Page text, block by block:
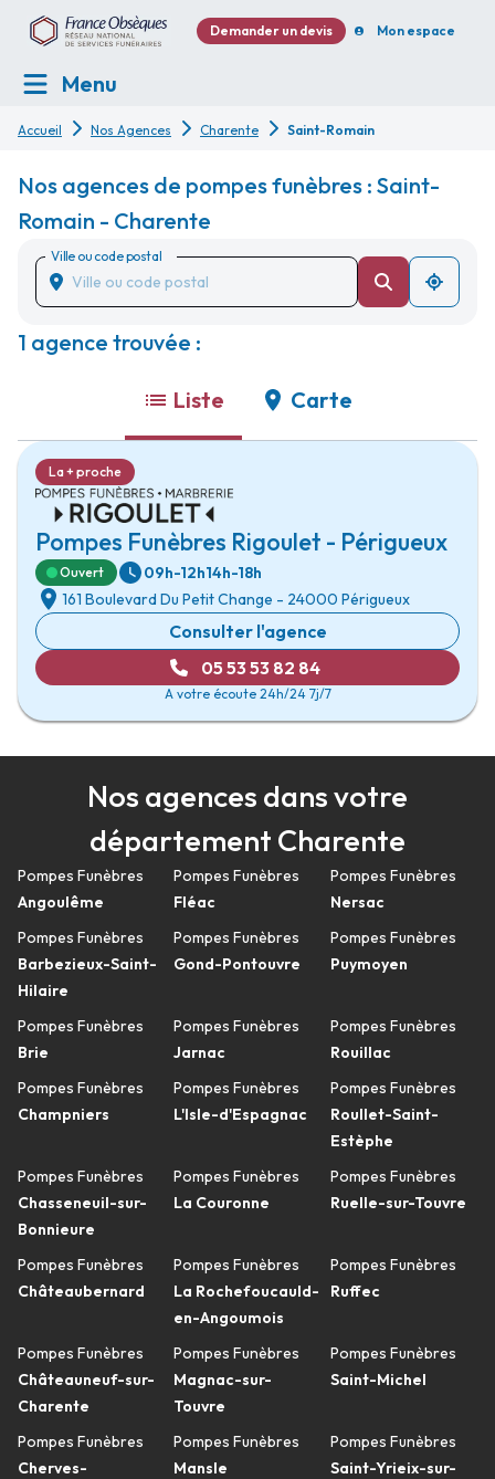
Demander un devis Mon espace
Menu
Accueil Nos Agences Charente Saint-Romain
Nos agences de pompes funèbres : Saint-
Romain - Charente
Ville ou code postal
1 agence trouvée :
Liste Carte
Pompes Funèbres Rigoulet - Périgueux
La + proche
Ouvert 09h-12h14h-18h
161 Boulevard Du Petit Change - 24000 Périgueux
Consulter l'agence
05 53 53 82 84
A votre écoute 24h/24 7j/7
Nos agences dans votre
département Charente
Pompes Funèbres
Angoulême
Pompes Funèbres
Barbezieux-Saint-
Hilaire
Pompes Funèbres
Brie
Pompes Funèbres
Champniers
Pompes Funèbres
Chasseneuil-sur-
Bonnieure
Pompes Funèbres
Châteaubernard
Pompes Funèbres
Châteauneuf-sur-
Charente
Pompes Funèbres
Cherves-
Pompes Funèbres
Fléac
Pompes Funèbres
Gond-Pontouvre
Pompes Funèbres
Jarnac
Pompes Funèbres
L'Isle-d'Espagnac
Pompes Funèbres
La Couronne
Pompes Funèbres
La Rochefoucauld-
en-Angoumois
Pompes Funèbres
Magnac-sur-
Touvre
Pompes Funèbres
Mansle
Pompes Funèbres
Nersac
Pompes Funèbres
Puymoyen
Pompes Funèbres
Rouillac
Pompes Funèbres
Roullet-Saint-
Estèphe
Pompes Funèbres
Ruelle-sur-Touvre
Pompes Funèbres
Ruffec
Pompes Funèbres
Saint-Michel
Pompes Funèbres
Saint-Yrieix-sur-